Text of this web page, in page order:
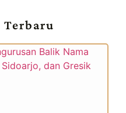
Terbaru